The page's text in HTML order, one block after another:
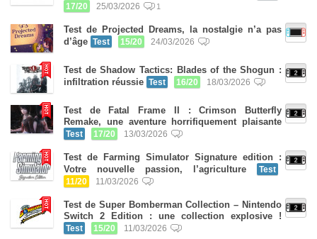
17/20
25/03/2026 1
Test de Projected Dreams, la nostalgie n’a pas
d’âge Test 15/20 24/03/2026
Test de Shadow Tactics: Blades of the Shogun :
infiltration réussie Test 16/20 18/03/2026
Test de Fatal Frame II : Crimson Butterfly
Remake, une aventure horrifiquement plaisante
Test 17/20 13/03/2026
Test de Farming Simulator Signature edition :
Votre nouvelle passion, l’agriculture
Test
11/20
11/03/2026
Test de Super Bomberman Collection – Nintendo
Switch 2 Edition : une collection explosive !
Test 15/20 11/03/2026